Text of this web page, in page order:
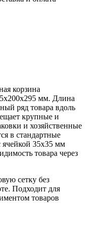
корзина
мм. Длина
ряд товара вдоль
крупные и
и хозяйственные
в стандартные
ячейкой 35х35 мм
товара через
сетку без
Подходит для
товаров